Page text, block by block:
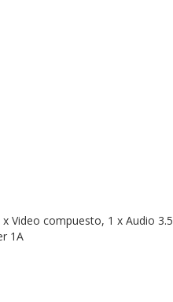
Video compuesto, 1 x Audio
1A